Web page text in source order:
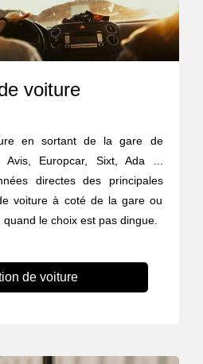
voiture
en sortant de la gare de
Europcar, Sixt, Ada ...
directes des principales
voiture à coté de la gare ou
le choix est pas dingue.
de voiture